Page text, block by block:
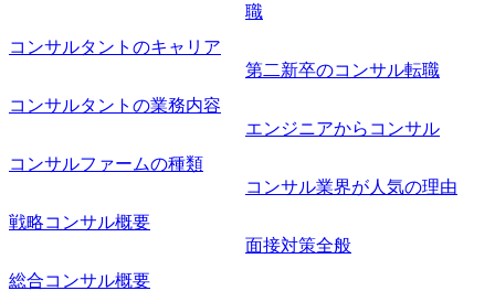
コンサルタントのキャリア
コンサルタントの業務内容
コンサルファームの種類
戦略コンサル概要
総合コンサル概要
職
第二新卒のコンサル転職
エンジニアからコンサル
コンサル業界が人気の理由
面接対策全般